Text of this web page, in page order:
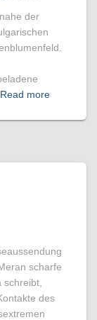
der
Read more
scharfe
des